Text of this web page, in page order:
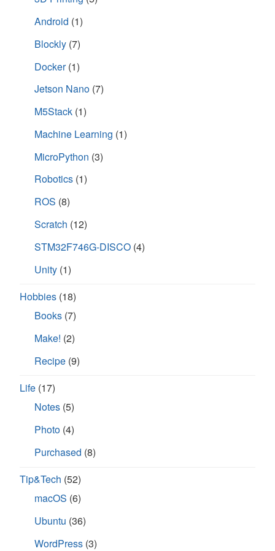
Android (1)
Blockly (7)
Docker(1)
Jetson Nano (7)
M5Stack (1)
Machine Learning (1)
MicroPython (3)
Robotics (1)
ROS (8)
Scratch (12)
STM32F746G-DISCO (4)
Unity (1)
Hobbies (18)
Books (7)
Make! (2)
Recipe (9)
Life (17)
Notes (5)
Photo (4)
Purchased (8)
Tip&Tech (52)
macOS (6)
Ubuntu (36)
WordPress (3)